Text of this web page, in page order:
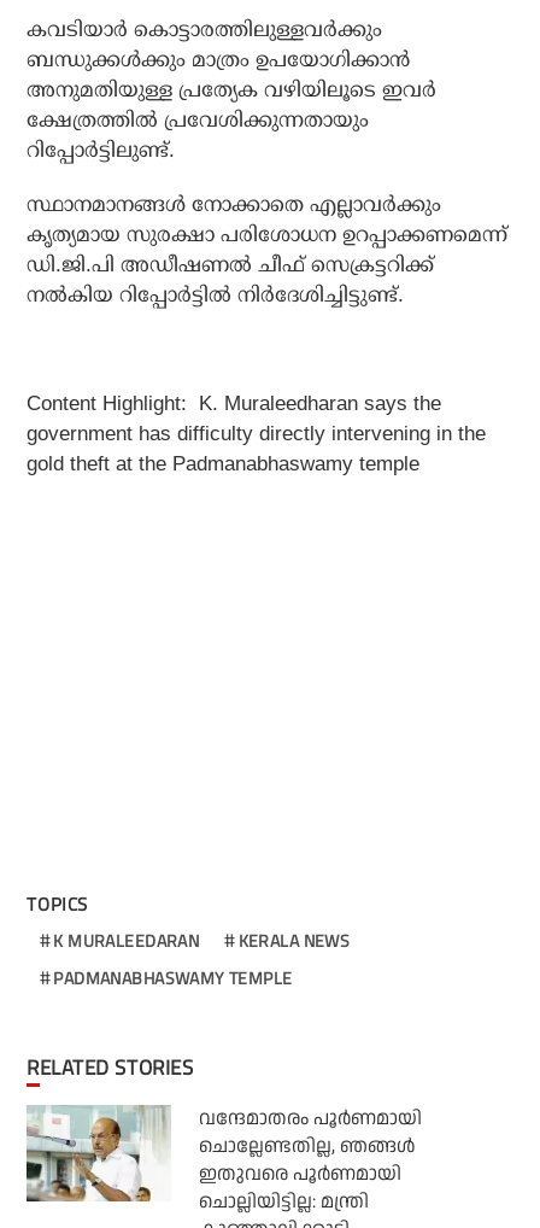
കവടിയാര്‍ കൊട്ടാരത്തിലുള്ളവര്‍ക്കും
ബന്ധുക്കള്‍ക്കും മാത്രം ഉപയോഗിക്കാന്‍
അനുമതിയുള്ള പ്രത്യേക വഴിയിലൂടെ ഇവര്‍
ക്ഷേത്രത്തില്‍ പ്രവേശിക്കുന്നതായും
റിപ്പോര്‍ട്ടിലുണ്ട്.
സ്ഥാനമാനങ്ങള്‍ നോക്കാതെ എല്ലാവര്‍ക്കും
കൃത്യമായ സുരക്ഷാ പരിശോധന ഉറപ്പാക്കണമെന്ന്
ഡി.ജി.പി അഡീഷണല്‍ ചീഫ് സെക്രട്ടറിക്ക്
നല്‍കിയ റിപ്പോര്‍ട്ടില്‍ നിര്‍ദേശിച്ചിട്ടുണ്ട്.
Content Highlight: K. Muraleedharan says the
government has difficulty directly intervening in the
gold theft at the Padmanabhaswamy temple
TOPICS
K MURALEEDARAN
KERALA NEWS
PADMANABHASWAMY TEMPLE
RELATED STORIES
വന്ദേമാതരം പൂര്‍ണമായി
ചൊല്ലേണ്ടതില്ല, ഞങ്ങള്‍
ഇതുവരെ പൂര്‍ണമായി
ചൊല്ലിയിട്ടില്ല: മന്ത്രി